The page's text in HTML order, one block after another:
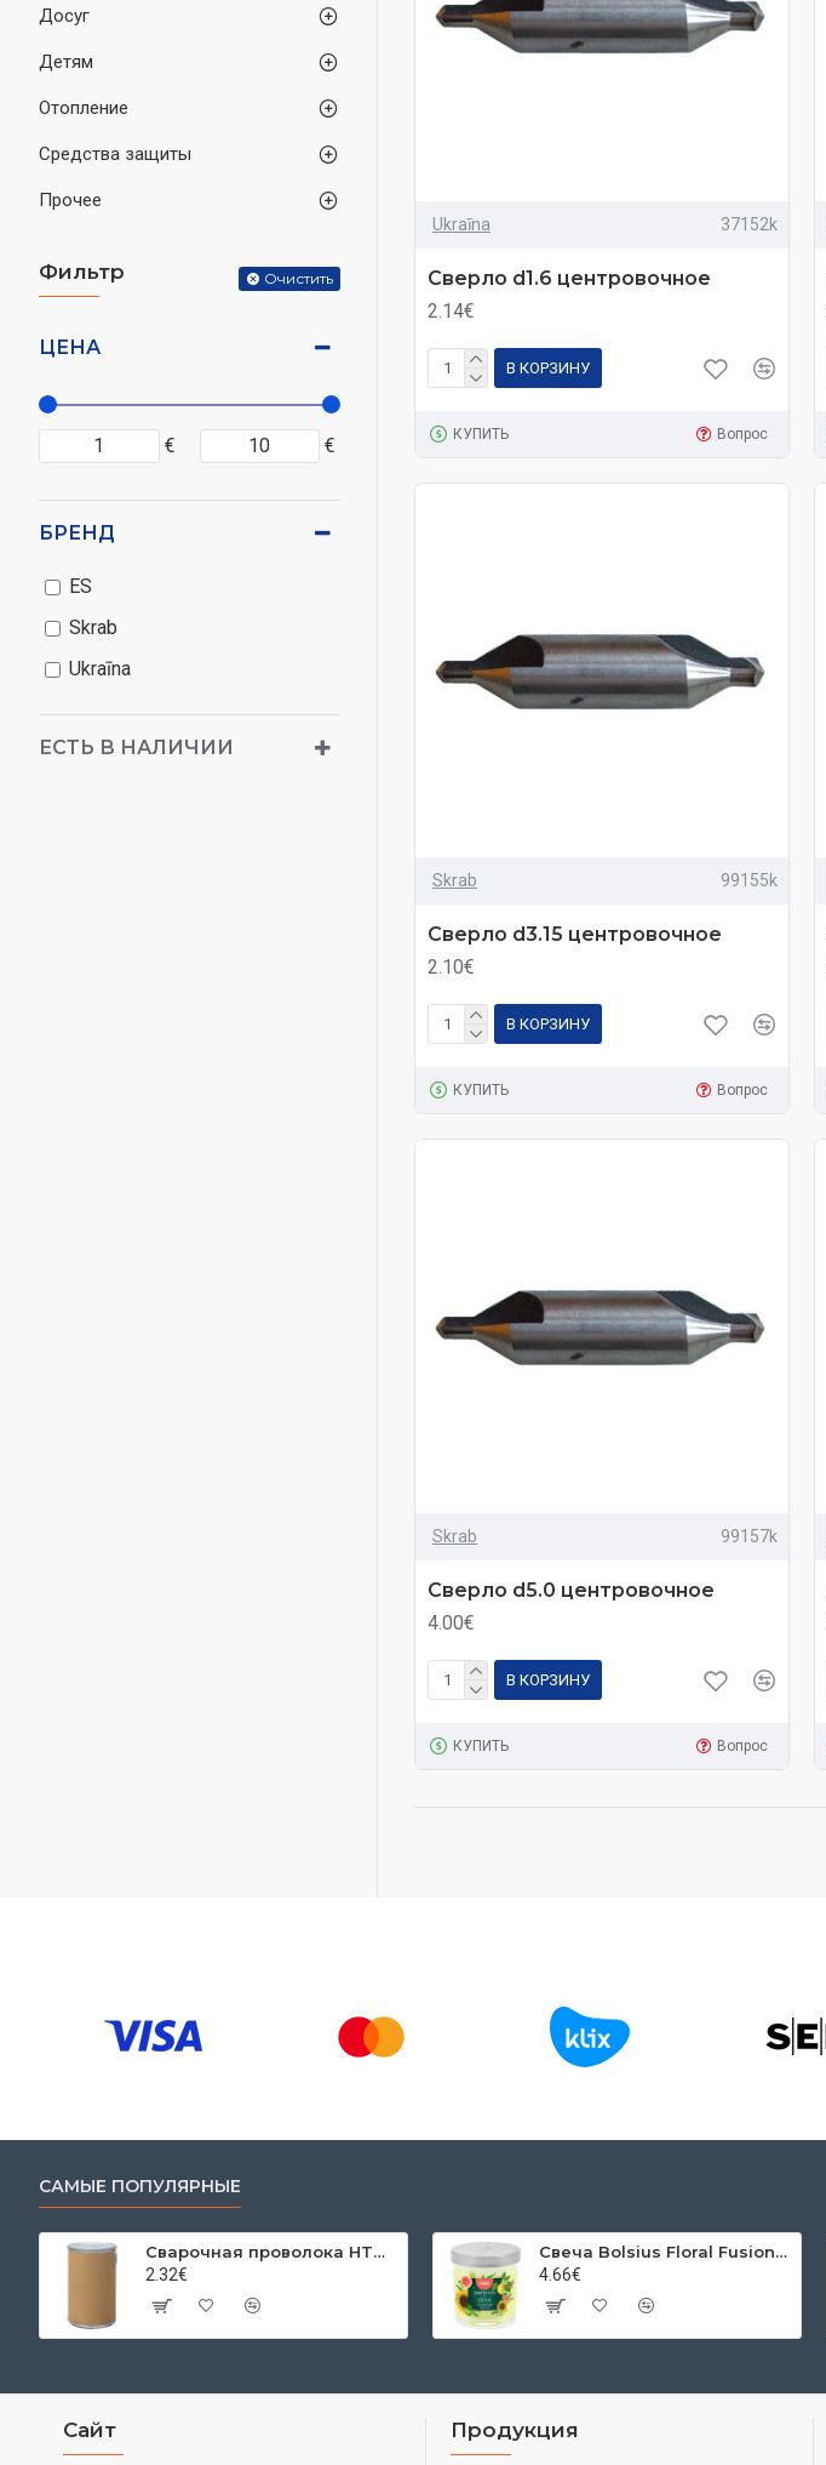
Досуг
Детям
Отопление
Средства защиты
Прочее
Фильтр Очистить
ЦЕНА
€ €
БРЕНД
ES
Skrab
Ukraīna
ЕСТЬ В НАЛИЧИИ
Ukraīna 37152k
Сверло d1.6 центровочное
2.14€
В КОРЗИНУ
КУПИТЬ Вопрос
Skrab 99155k
Сверло d3.15 центровочное
2.10€
В КОРЗИНУ
КУПИТЬ Вопрос
Skrab 99157k
Сверло d5.0 центровочное
4.00€
В КОРЗИНУ
КУПИТЬ Вопрос
САМЫЕ ПОПУЛЯРНЫЕ
Сварочная проволока HTW-50 1,0 мм, катушка 250 кг, SG2
2.32€
Свеча Bolsius Floral Fusion Sunflower and Citrus, ароматизированная, 80/72 мм, в стекле
4.66€
Сайт Продукция